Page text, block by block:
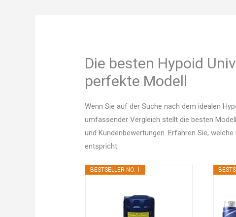
Die besten Hypoid
perfekte Modell
Wenn Sie auf der Suche nach dem idealen
umfassender Vergleich stellt die besten
und Kundenbewertungen. Erfahren Sie,
entspricht.
BESTSELLER NO. 1